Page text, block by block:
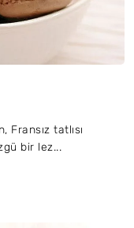
Fransız tatlısı
bir lez...